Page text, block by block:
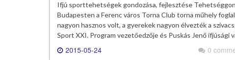
Ifjú sporttehetségek gondozása, fejlesztése
Budapesten a Ferenc város Torna Club torna műhely
nagyon hasznos volt, a gyerekek nagyon élvezték a
Sport XXI. Program vezetőedzője és Puskás Jenő ifjúsági
2015-05-24 0